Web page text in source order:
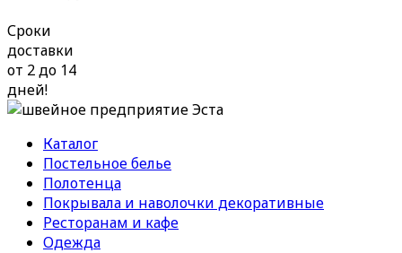
Сроки
доставки
от 2 до 14
дней!
Каталог
Постельное белье
Полотенца
Покрывала и наволочки декоративные
Ресторанам и кафе
Одежда